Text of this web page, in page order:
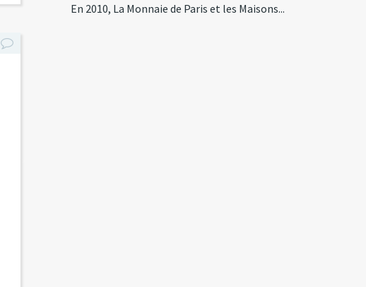
En 2010, La Monnaie de Paris et les Maisons...